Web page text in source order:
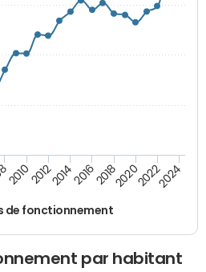
de fonctionnement
20102012201420162018202020222024
par habitant